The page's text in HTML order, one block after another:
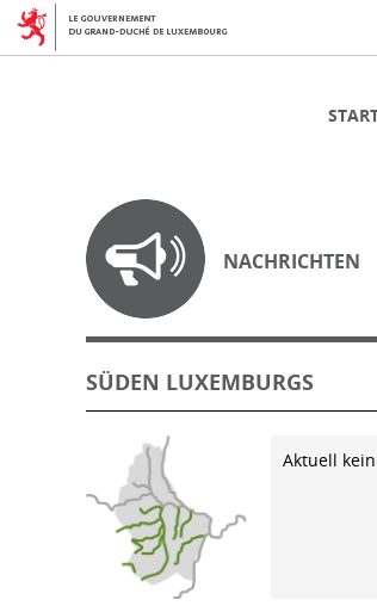
NACHRICHTEN
SÜDEN LUXEMBURGS
Aktuell